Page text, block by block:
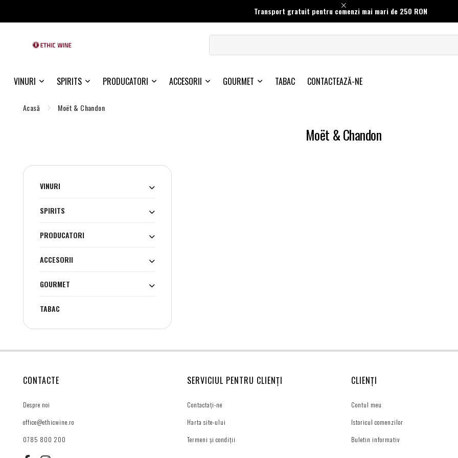
Transport gratuit pentru comenzi mai mari de 250 RON
VINURI SPIRITS PRODUCATORI ACCESORII GOURMET TABAC CONTACTEAZĂ-NE
Acasă Moët & Chandon
Moët & Chandon
VINURI
SPIRITS
PRODUCATORI
ACCESORII
GOURMET
TABAC
CONTACTE
Despre noi
office@ethicwine.ro
0785 800 200
SERVICIUL PENTRU CLIENȚI
Contactați-ne
Harta site-ului
Termeni și condiții
CLIENȚI
Contul meu
Istoricul comenzilor
Buletin informativ